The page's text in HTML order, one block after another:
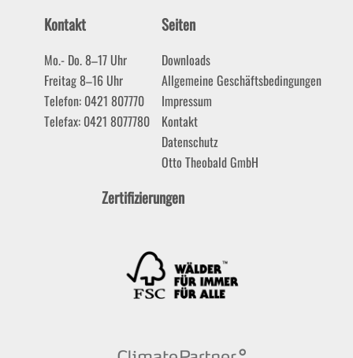
Kontakt
Mo.- Do. 8–17 Uhr
Freitag 8–16 Uhr
Telefon: 0421 807770
Telefax: 0421 8077780
Seiten
Downloads
Allgemeine Geschäftsbedingungen
Impressum
Kontakt
Datenschutz
Otto Theobald GmbH
Zertifizierungen